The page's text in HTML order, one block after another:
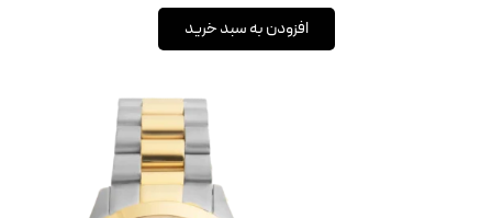
افزودن به سبد خرید